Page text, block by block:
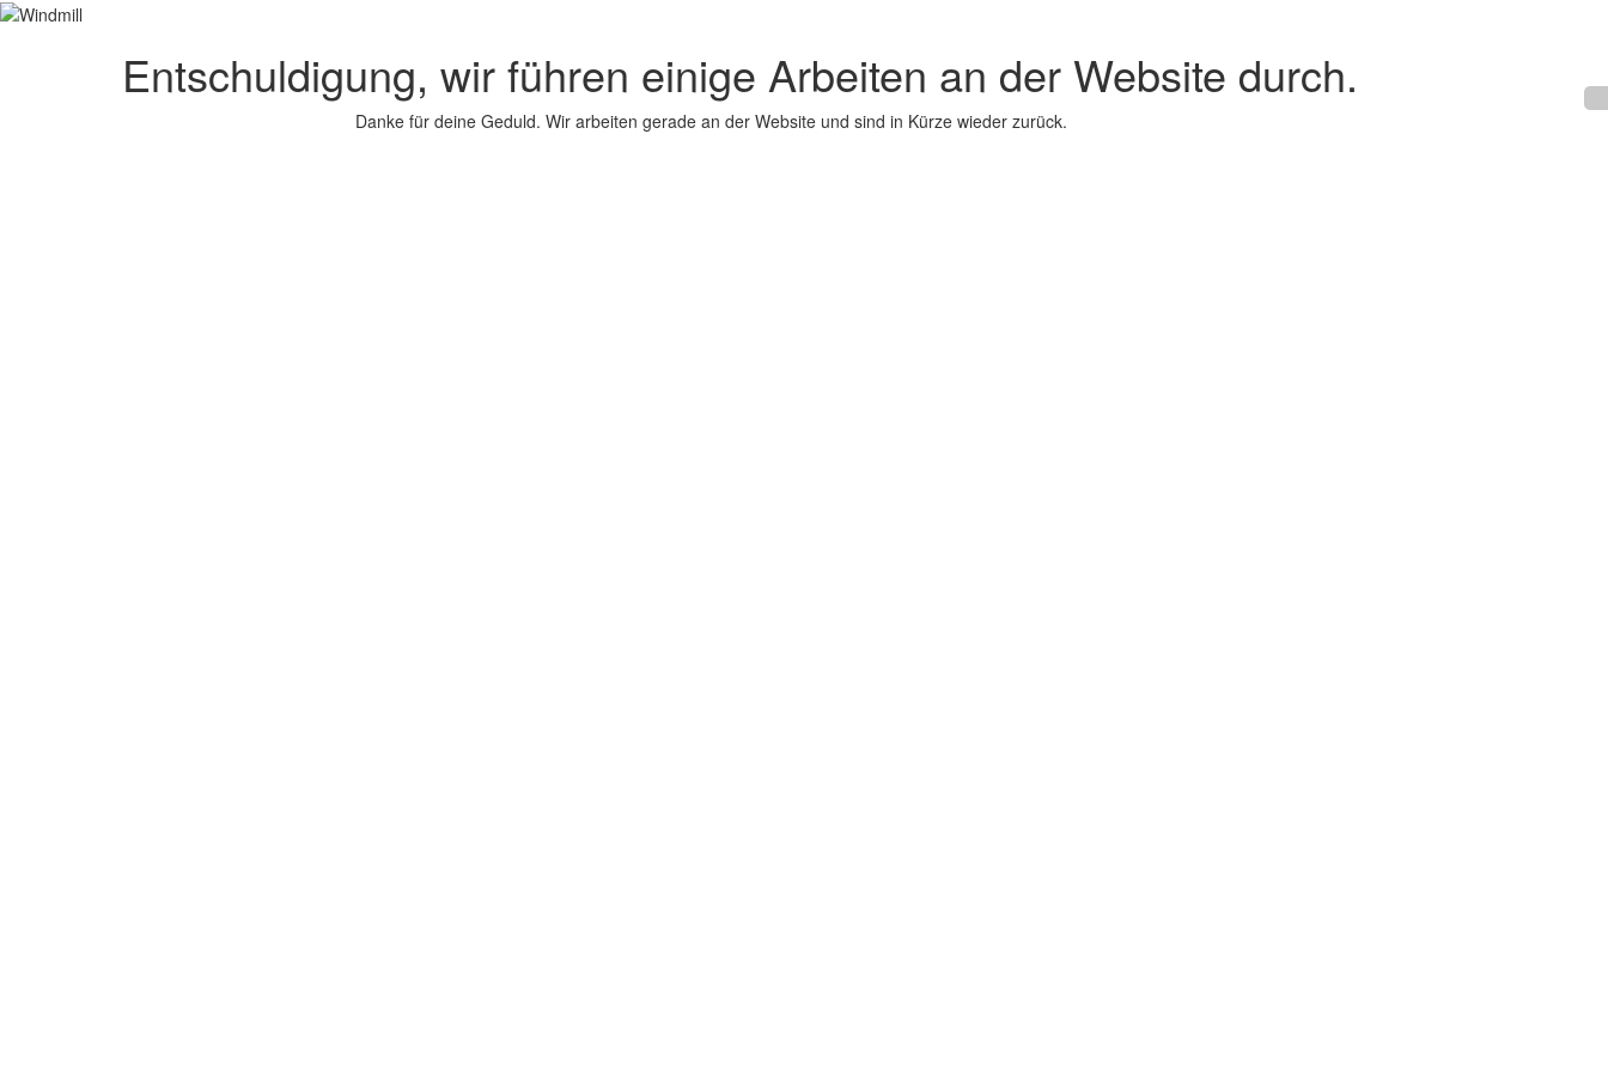
Entschuldigung, wir führen einige Arbeiten an der Website durch.
Danke für deine Geduld. Wir arbeiten gerade an der Website und sind in Kürze wieder zurück.